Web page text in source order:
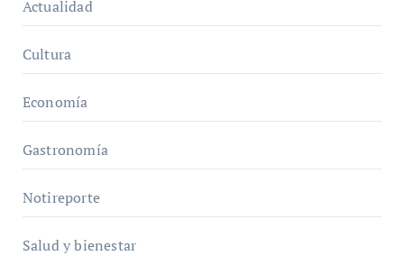
Actualidad
Cultura
Economía
Gastronomía
Notireporte
Salud y bienestar